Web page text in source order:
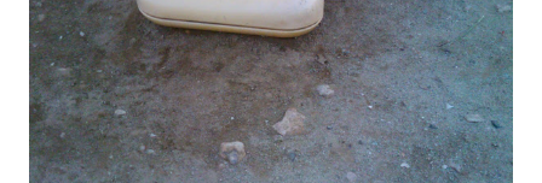
comunitat. Però malgrat els esforços dels professionals del
Departament d'Ensenyament, amb la direcció del centre al
capdavant i tot l'equip de docents al seu costat, estem arribant
a una situació realment...